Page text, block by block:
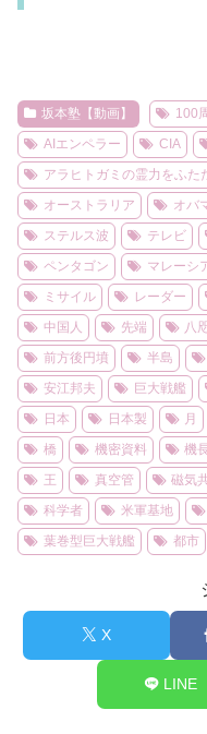
坂本塾【動画】 100
AIエンペラー
CIA
アラヒトガミの霊力をふた
オーストラリア
オバ
ステルス波
テレビ
ペンタゴン
マレーシ
ミサイル
レーダー
中国人
先端 八
前方後円墳
半島
安江邦夫
巨大戦艦
日本
日本製 月
橋
機密資料 機
王
真空管 磁気
科学者
米軍基地
葉巻型巨大戦艦
都市
X
LINE